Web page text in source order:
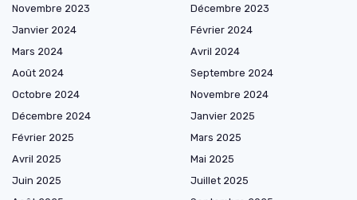
Novembre 2023
Décembre 2023
Janvier 2024
Février 2024
Mars 2024
Avril 2024
Août 2024
Septembre 2024
Octobre 2024
Novembre 2024
Décembre 2024
Janvier 2025
Février 2025
Mars 2025
Avril 2025
Mai 2025
Juin 2025
Juillet 2025